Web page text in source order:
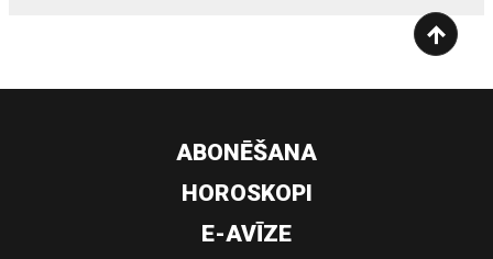
ABONĒŠANA
HOROSKOPI
E-AVĪZE